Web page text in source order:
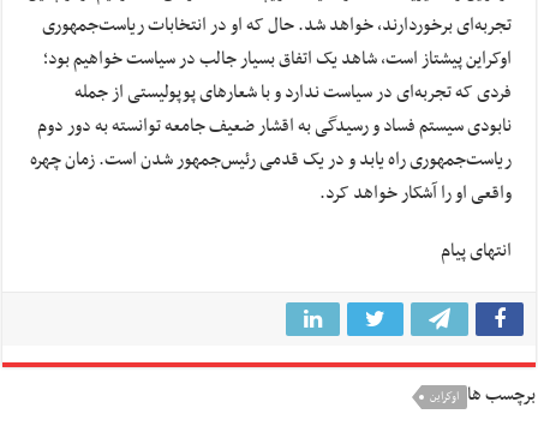
تجربه‌ای برخوردارند، خواهد شد. حال که او در انتخابات ریاست‌جمهوری
اوکراین پیشتاز است، شاهد یک اتفاق بسیار جالب در سیاست خواهیم بود؛
فردی که تجربه‌ای در سیاست ندارد و با شعارهای پوپولیستی از جمله
نابودی سیستم فساد و رسیدگی به اقشار ضعیف جامعه توانسته به دور دوم
ریاست‌جمهوری راه یابد و در یک قدمی رئیس‌جمهور شدن است. زمان چهره
واقعی او را آشکار خواهد کرد.
انتهای پیام
برچسب ها اوكراين